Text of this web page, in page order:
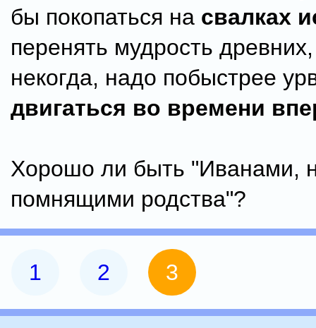
бы покопаться на свалках
перенять мудрость
некогда, надо побыстрее
двигаться во времени
Хорошо ли быть "Иванами,
помнящими родства"?
1 2 3